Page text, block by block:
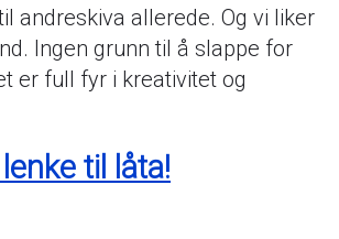
andreskiva allerede. Og vi liker
Ingen grunn til å slappe for
er full fyr i kreativitet og
til låta!